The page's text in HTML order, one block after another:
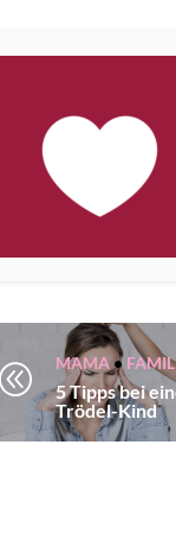
@ MAMA •
5 Tipps bei
Trödel-Kind